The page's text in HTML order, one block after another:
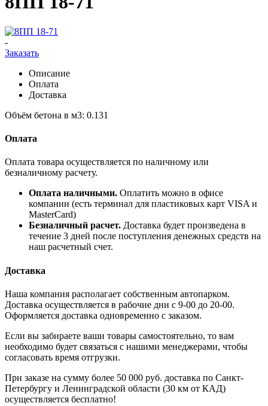
-
Заказать
Описание
Оплата
Доставка
Объём бетона в м3: 0.131
Оплата
Оплата товара осуществляется по наличному или
безналичному расчету.
Оплата наличными. Оплатить можно в офисе
компании (есть терминал для пластиковых карт VISA и
MasterCard)
Безналичный расчет. Доставка будет произведена в
течение 3 дней после поступления денежных средств на
наш расчетный счет.
Доставка
Наша компания располагает собственным автопарком.
Доставка осуществляется в рабочие дни с 9-00 до 20-00.
Оформляется доставка одновременно с заказом.
Если вы забираете ваши товары самостоятельно, то вам
необходимо будет связаться с нашими менеджерами, чтобы
согласовать время отгрузки.
При заказе на сумму более 50 000 руб. доставка по Санкт-
Петербургу и Ленинградской области (30 км от КАД)
осуществляется бесплатно!